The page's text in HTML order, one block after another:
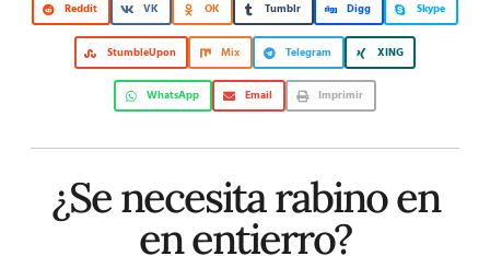
Reddit VK OK Tumblr Digg Skype
StumbleUpon Mix Telegram XING
WhatsApp Email Imprimir
¿Se necesita rabino en
en entierro?